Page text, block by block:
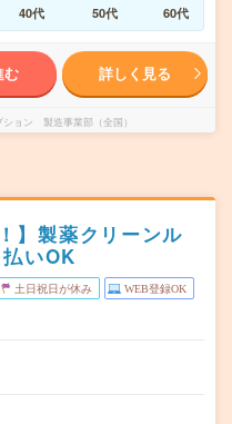
40代 50代 60代
む 詳しく見る
ョン 製造事業部（全国）
】製薬クリーンル
いOK
土日祝日が休み WEB登録OK